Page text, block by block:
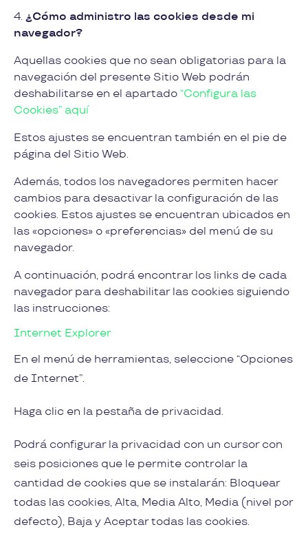
4. ¿Cómo administro las cookies desde mi
navegador?
Aquellas cookies que no sean obligatorias para la
navegación del presente Sitio Web podrán
deshabilitarse en el apartado “Configura las
Cookies” aquí
Estos ajustes se encuentran también en el pie de
página del Sitio Web.
Además, todos los navegadores permiten hacer
cambios para desactivar la configuración de las
cookies. Estos ajustes se encuentran ubicados en
las «opciones» o «preferencias» del menú de su
navegador.
A continuación, podrá encontrar los links de cada
navegador para deshabilitar las cookies siguiendo
las instrucciones:
Internet Explorer
En el menú de herramientas, seleccione “Opciones
de Internet”.
Haga clic en la pestaña de privacidad.
Podrá configurar la privacidad con un cursor con
seis posiciones que le permite controlar la
cantidad de cookies que se instalarán: Bloquear
todas las cookies, Alta, Media Alto, Media (nivel por
defecto), Baja y Aceptar todas las cookies.